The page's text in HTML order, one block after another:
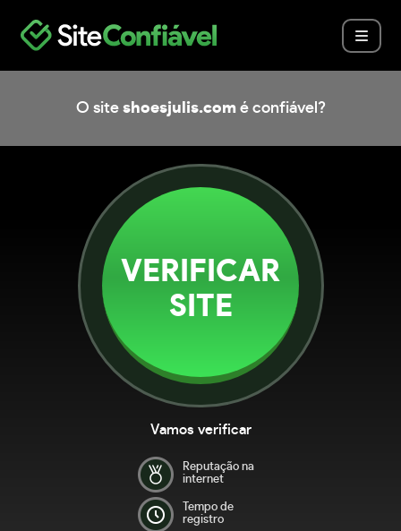
O site shoesjulis.com é confiável?
VERIFICAR
SITE
Vamos verificar
Reputação na
internet
Tempo de
registro